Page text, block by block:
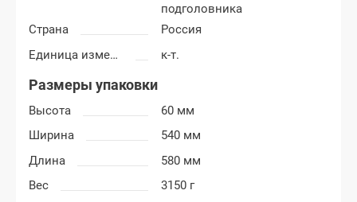
подголовника
Страна
Россия
Единица измерения
к-т.
Размеры упаковки
Высота
60 мм
Ширина
540 мм
Длина
580 мм
Вес
3150 г